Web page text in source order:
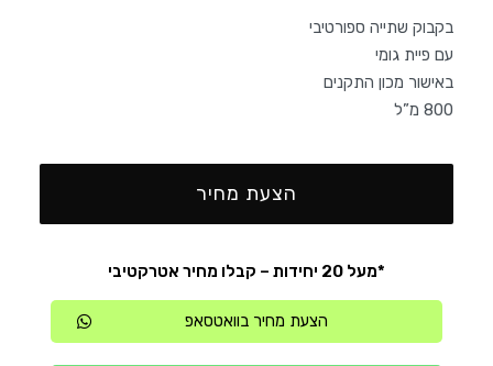
בקבוק שתייה ספורטיבי
עם פיית גומי
באישור מכון התקנים
800 מ”ל
הצעת מחיר
*מעל 20 יחידות – קבלו מחיר אטרקטיבי
הצעת מחיר בוואטסאפ